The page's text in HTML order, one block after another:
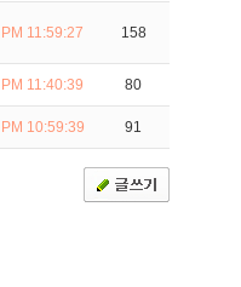
PM 11:59:27 158
PM 11:40:39 80
PM 10:59:39 91